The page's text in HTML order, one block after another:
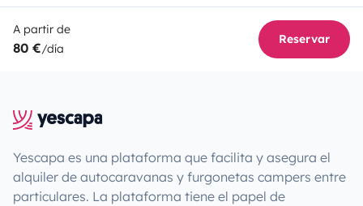
A partir de
80 €/día
Reservar
Yescapa es una plataforma que facilita y asegura el
alquiler de autocaravanas y furgonetas campers entre
particulares. La plataforma tiene el papel de